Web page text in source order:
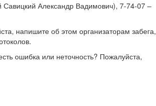
Савицкий Александр Вадимович), 7-74-07 –
напишите об этом организаторам забега,
ошибка или неточность? Пожалуйста,